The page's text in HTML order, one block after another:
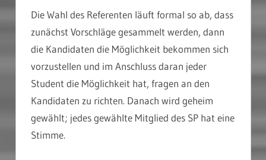
Die Wahl des Referenten läuft formal so ab, dass
zunächst Vorschläge gesammelt werden, dann
die Kandidaten die Möglichkeit bekommen sich
vorzustellen und im Anschluss daran jeder
Student die Möglichkeit hat, fragen an den
Kandidaten zu richten. Danach wird geheim
gewählt; jedes gewählte Mitglied des SP hat eine
Stimme.